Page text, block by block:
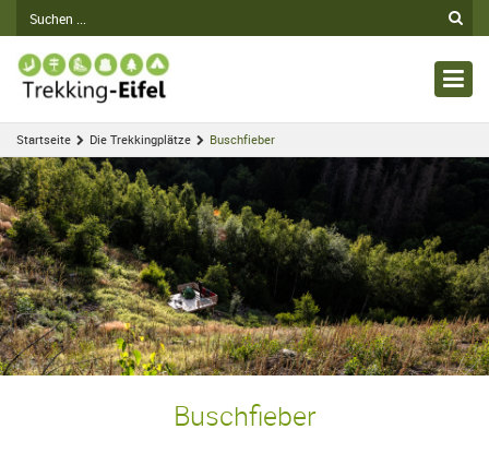
Startseite Die Trekkingplätze Buschfieber
Buschfieber